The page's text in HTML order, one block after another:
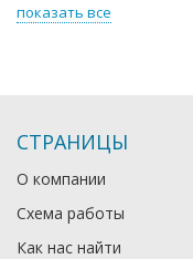
показать все
СТРАНИЦЫ
О компании
Схема работы
Как нас найти